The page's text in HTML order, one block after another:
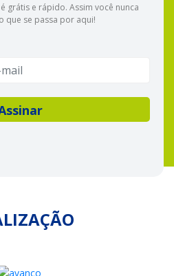
grátis e rápido. Assim você nunca
que se passa por aqui!